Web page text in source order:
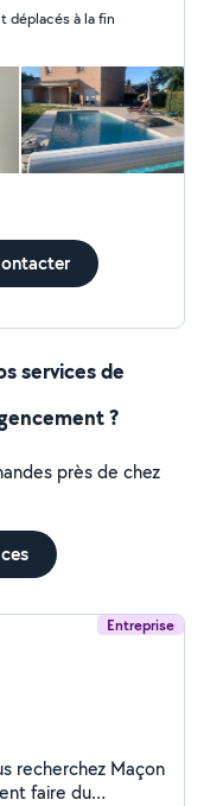
afin de vous
et de
de vos
ou déclarations
Electriciens
services de
?
près de chez
Entreprise
recherchez Maçon
faire du